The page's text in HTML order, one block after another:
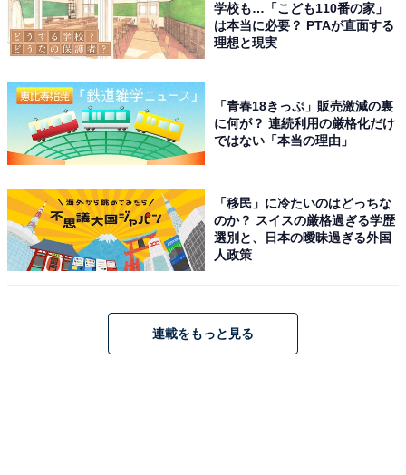
学校も…「こども110番の家」
は本当に必要？ PTAが直面する
理想と現実
「青春18きっぷ」販売激減の裏
に何が？ 連続利用の厳格化だけ
ではない「本当の理由」
「移民」に冷たいのはどっちな
のか？ スイスの厳格過ぎる学歴
選別と、日本の曖昧過ぎる外国
人政策
連載をもっと見る